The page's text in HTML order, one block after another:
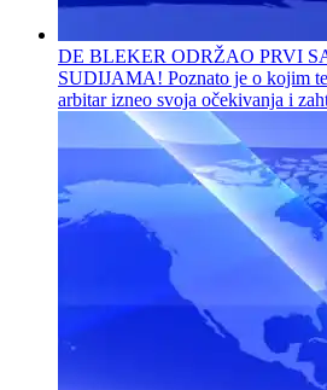
DE BLEKER ODRŽAO PRVI
SUDIJAMA! Poznato je o kojim
arbitar izneo svoja očekivanja i